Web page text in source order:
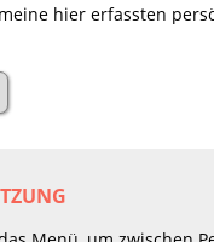
hier erfassten